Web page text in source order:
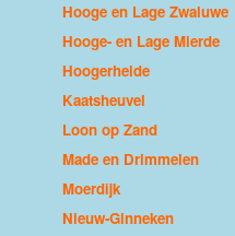
Hooge en Lage Zwaluwe
Hooge- en Lage Mierde
Hoogerheide
Kaatsheuvel
Loon op Zand
Made en Drimmelen
Moerdijk
Nieuw-Ginneken